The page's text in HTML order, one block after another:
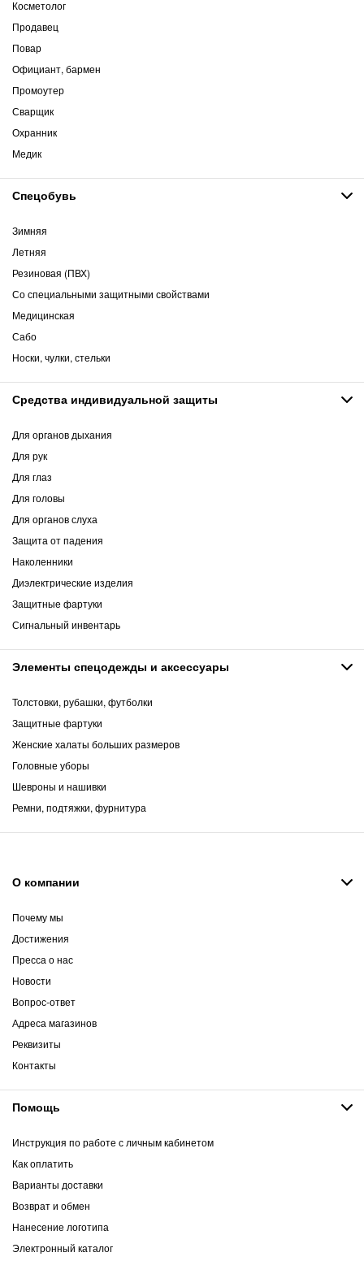
Косметолог
Продавец
Повар
Официант, бармен
Промоутер
Сварщик
Охранник
Медик
Спецобувь
Зимняя
Летняя
Резиновая (ПВХ)
Со специальными защитными свойствами
Медицинская
Сабо
Носки, чулки, стельки
Средства индивидуальной защиты
Для органов дыхания
Для рук
Для глаз
Для головы
Для органов слуха
Защита от падения
Наколенники
Диэлектрические изделия
Защитные фартуки
Сигнальный инвентарь
Элементы спецодежды и аксессуары
Толстовки, рубашки, футболки
Защитные фартуки
Женские халаты больших размеров
Головные уборы
Шевроны и нашивки
Ремни, подтяжки, фурнитура
О компании
Почему мы
Достижения
Пресса о нас
Новости
Вопрос-ответ
Адреса магазинов
Реквизиты
Контакты
Помощь
Инструкция по работе с личным кабинетом
Как оплатить
Варианты доставки
Возврат и обмен
Нанесение логотипа
Электронный каталог